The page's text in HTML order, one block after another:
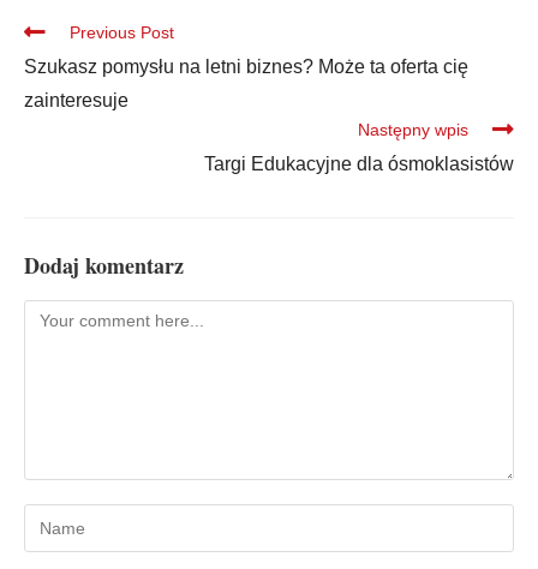
Previous Post
Szukasz pomysłu na letni biznes? Może ta oferta cię
zainteresuje
Następny wpis
Targi Edukacyjne dla ósmoklasistów
Dodaj komentarz